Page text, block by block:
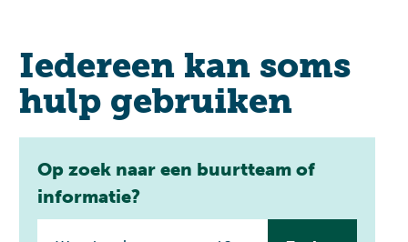
Iedereen kan soms
hulp gebruiken
Op zoek naar een buurtteam of
informatie?